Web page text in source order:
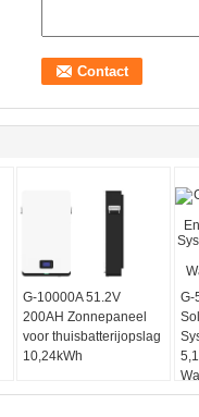
G-10000A 51.2V
200AH Zonnepaneel
voor thuisbatterijopslag
10,24kWh
G-